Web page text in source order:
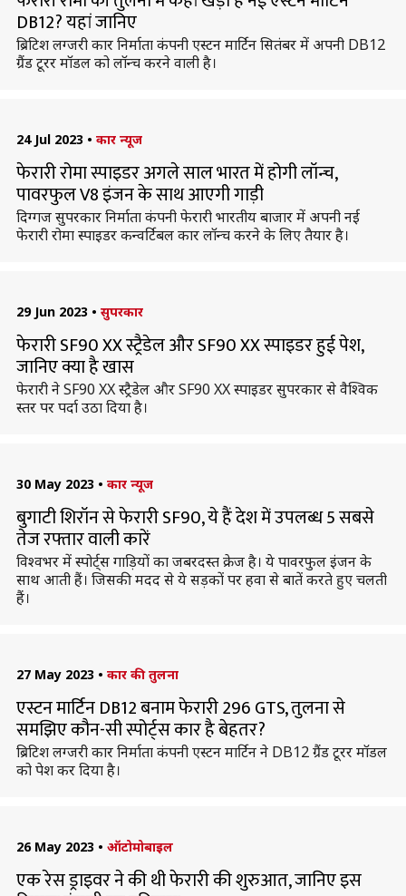
DB12? यहां जानिए
ब्रिटिश लग्जरी कार निर्माता कंपनी एस्टन मार्टिन सितंबर में अपनी DB12
ग्रैंड टूरर मॉडल को लॉन्च करने वाली है।
24 Jul 2023 • कार न्यूज
फेरारी रोमा स्पाइडर अगले साल भारत में होगी लॉन्च,
पावरफुल V8 इंजन के साथ आएगी गाड़ी
दिग्गज सुपरकार निर्माता कंपनी फेरारी भारतीय बाजार में अपनी नई
फेरारी रोमा स्पाइडर कन्वर्टिबल कार लॉन्च करने के लिए तैयार है।
29 Jun 2023 • सुपरकार
फेरारी SF90 XX स्ट्रैडेल और SF90 XX स्पाइडर हुई पेश,
जानिए क्या है खास
फेरारी ने SF90 XX स्ट्रैडेल और SF90 XX स्पाइडर सुपरकार से वैश्विक
स्तर पर पर्दा उठा दिया है।
30 May 2023 • कार न्यूज
बुगाटी शिरॉन से फेरारी SF90, ये हैं देश में उपलब्ध 5 सबसे
तेज रफ्तार वाली कारें
विश्वभर में स्पोर्ट्स गाड़ियों का जबरदस्त क्रेज है। ये पावरफुल इंजन के
साथ आती हैं। जिसकी मदद से ये सड़कों पर हवा से बातें करते हुए चलती
हैं।
27 May 2023 • कार की तुलना
एस्टन मार्टिन DB12 बनाम फेरारी 296 GTS, तुलना से
समझिए कौन-सी स्पोर्ट्स कार है बेहतर?
ब्रिटिश लग्जरी कार निर्माता कंपनी एस्टन मार्टिन ने DB12 ग्रैंड टूरर मॉडल
को पेश कर दिया है।
26 May 2023 • ऑटोमोबाइल
एक रेस ड्राइवर ने की थी फेरारी की शुरुआत, जानिए इस